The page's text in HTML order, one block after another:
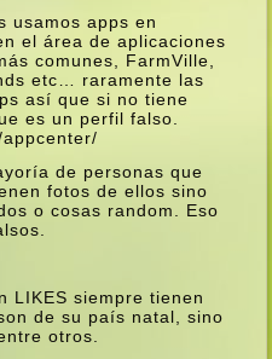
usamos apps en
el área de aplicaciones
comunes, FarmVille,
etc… raramente las
así­ que si no tiene
es un perfil falso.
de personas que
fotos de ellos sino
o cosas random. Eso
LIKES siempre tienen
de su paí­s natal, sino
otros.